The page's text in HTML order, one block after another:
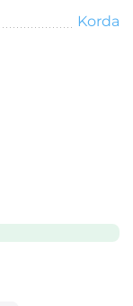
Korda